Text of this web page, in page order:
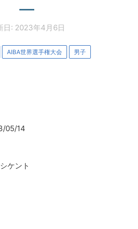
日: 2023年4月6日
AIBA世界選手権大会 男子
05/14
ケント